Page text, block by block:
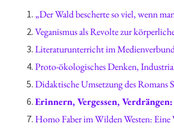
Literaturunterricht im
Didaktische Umsetzung des
Erinnern, Vergessen,
Homo Faber im Wilden Westen: Eine Vergleichsanalyse der Romane Homo Faber von Max Frisch und Wilder Westen von